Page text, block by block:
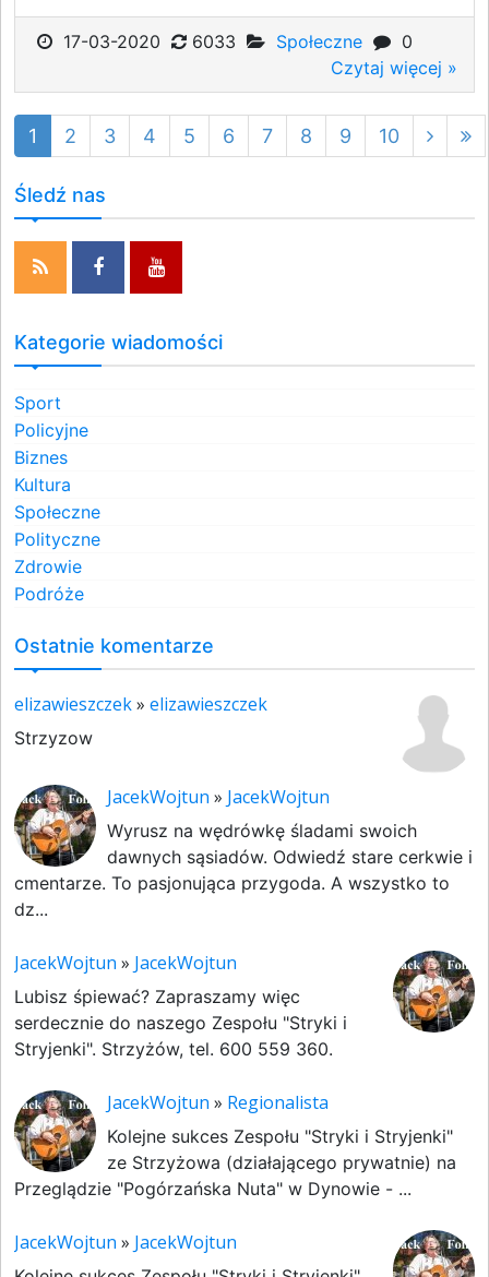
17-03-2020 6033 Społeczne
0
Czytaj więcej »
1 2 3 4 5 6 7 8 9 10
Śledź nas
Kategorie wiadomości
Sport
Policyjne
Biznes
Kultura
Społeczne
Polityczne
Zdrowie
Podróże
Ostatnie komentarze
elizawieszczek» elizawieszczek
Strzyzow
JacekWojtun » JacekWojtun
Wyrusz na wędrówkę śladami swoich
dawnych sąsiadów. Odwiedź stare cerkwie i
cmentarze. To pasjonująca przygoda. A wszystko to
dz...
JacekWojtun » JacekWojtun
Lubisz śpiewać? Zapraszamy więc
serdecznie do naszego Zespołu "Stryki i
Stryjenki". Strzyżów, tel. 600 559 360.
JacekWojtun » Regionalista
Kolejne sukces Zespołu "Stryki i Stryjenki"
ze Strzyżowa (działającego prywatnie) na
Przeglądzie "Pogórzańska Nuta" w Dynowie - ...
JacekWojtun » JacekWojtun